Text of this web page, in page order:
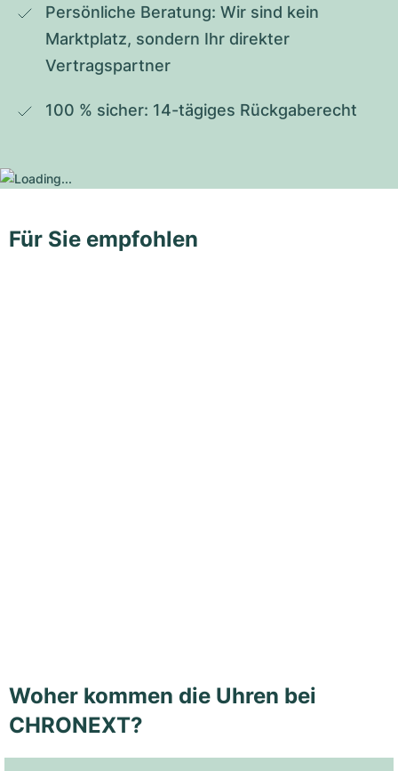
Persönliche Beratung: Wir sind kein
Marktplatz, sondern Ihr direkter
Vertragspartner
100 % sicher: 14-tägiges Rückgaberecht
Für Sie empfohlen
Woher kommen die Uhren bei
CHRONEXT?